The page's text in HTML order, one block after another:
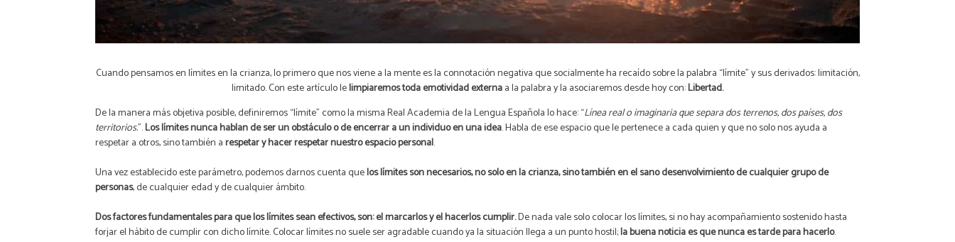
Cuando pensamos en límites en la crianza, lo primero que nos viene a la mente es la connotación negativa que socialmente ha recaído sobre la palabra “límite” y sus derivados: limitación,
limitado. Con este artículo lelimpiaremos toda emotividad externaa la palabra y la asociaremos desde hoy con:Libertad.
De la manera más objetiva posible, definiremos “límite” como la misma Real Academia de la Lengua Española lo hace: “Línea real o imaginaria que separa dos terrenos, dos países, dos
territorios.”.Los límites nunca hablan de ser un obstáculo o de encerrar a un individuo en una idea. Habla de ese espacio que le pertenece a cada quien y que no solo nos ayuda a
respetar a otros, sino también arespetar y hacer respetar nuestro espacio personal.
Una vez establecido este parámetro, podemos darnos cuenta quelos límites son necesarios, no solo en la crianza, sino también en el sano desenvolvimiento de cualquier grupo de
personas, de cualquier edad y de cualquier ámbito.
Dos factores fundamentales para que los límites sean efectivos, son: el marcarlos y el hacerlos cumplir.De nada vale solo colocar los límites, si no hay acompañamiento sostenido hasta
forjar el hábito de cumplir con dicho límite. Colocar límites no suele ser agradable cuando ya la situación llega a un punto hostil;la buena noticia es que nunca es tarde para hacerlo.